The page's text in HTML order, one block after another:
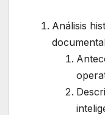
Análisis